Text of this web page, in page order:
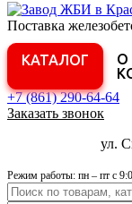
Поставка
КАТАЛОГ
О
+7 (861)290-64-64
Заказать звонок
ул.
Режим работы: пн – пт с